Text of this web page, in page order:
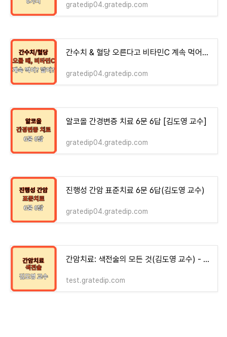
gratedip04.gratedip.com
간수치 & 혈당 오른다고 비타민C 계속 먹어? 말어?
gratedip04.gratedip.com
알코올 간경변증 치료 6문 6답 [김도영 교수]
gratedip04.gratedip.com
진행성 간암 표준치료 6문 6답(김도영 교수)
gratedip04.gratedip.com
간암치료: 색전술의 모든 것(김도영 교수) - money-health
test.gratedip.com